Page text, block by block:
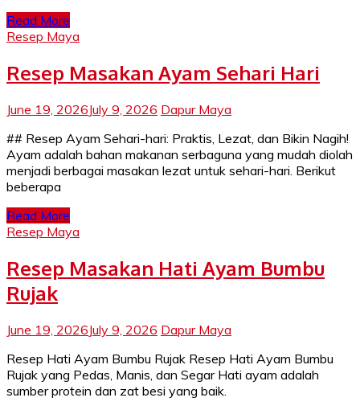
Read More
Resep Maya
Resep Masakan Ayam Sehari Hari
June 19, 2026July 9, 2026 Dapur Maya
## Resep Ayam Sehari-hari: Praktis, Lezat, dan Bikin Nagih!
Ayam adalah bahan makanan serbaguna yang mudah diolah
menjadi berbagai masakan lezat untuk sehari-hari. Berikut
beberapa
Read More
Resep Maya
Resep Masakan Hati Ayam Bumbu
Rujak
June 19, 2026July 9, 2026 Dapur Maya
Resep Hati Ayam Bumbu Rujak Resep Hati Ayam Bumbu
Rujak yang Pedas, Manis, dan Segar Hati ayam adalah
sumber protein dan zat besi yang baik.